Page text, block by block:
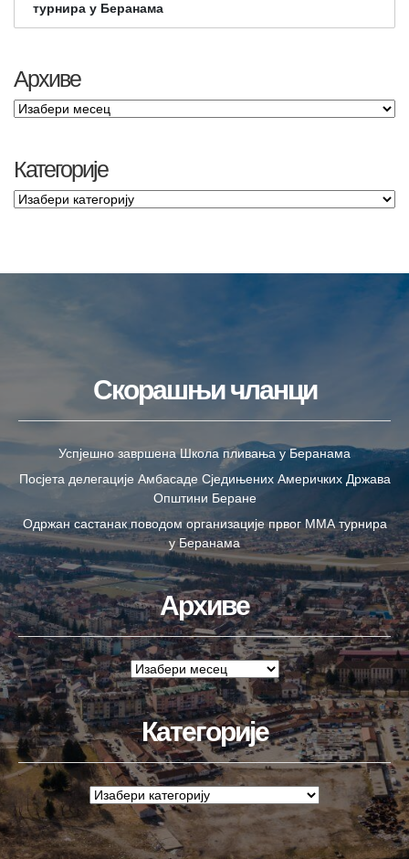
турнира у Беранама
Архиве
Категорије
Скорашњи чланци
Успјешно завршена Школа пливања у Беранама
Посјета делегације Амбасаде Сједињених Америчких Држава
Општини Беране
Одржан састанак поводом организације првог ММА турнира
у Беранама
Архиве
Категорије